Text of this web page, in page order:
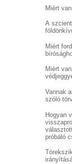
Miért
A
Miért
Miért
Vannak
szóló
Hogyan
próbáló